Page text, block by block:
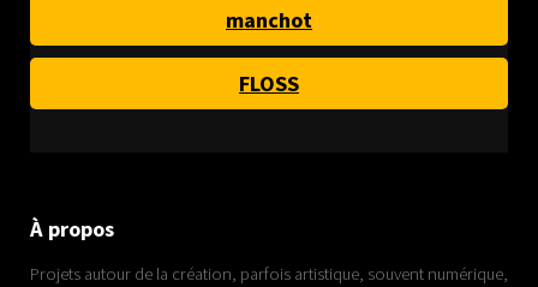
manchot
FLOSS
À propos
Projets autour de la création, parfois artistique, souvent numérique,